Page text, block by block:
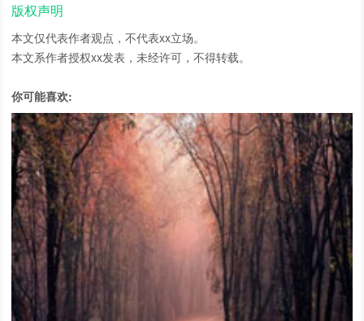
版权声明
本文仅代表作者观点，不代表xx立场。
本文系作者授权xx发表，未经许可，不得转载。
你可能喜欢: